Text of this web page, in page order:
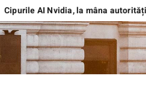
AI Nvidia, la mâna